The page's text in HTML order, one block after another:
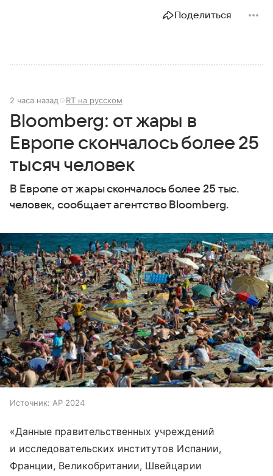
Поделиться
2 часа назад RT на русском
Bloomberg: от жары в
Европе скончалось более 25
тысяч человек
В Европе от жары скончалось более 25 тыс.
человек, сообщает агентство Bloomberg.
Источник: AP 2024
«Данные правительственных учреждений
и исследовательских институтов Испании,
Франции, Великобритании, Швейцарии